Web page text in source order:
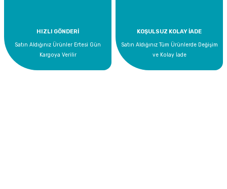
HIZLI GÖNDERİ
Satın Aldığınız Ürünler Ertesi Gün
Kargoya Verilir
KOŞULSUZ KOLAY İADE
Satın Aldığınız Tüm Ürünlerde Değişim
ve Kolay İade